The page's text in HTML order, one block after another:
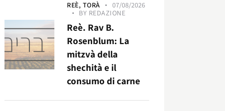
REÈ, TORÀ
07/08/2026
BY REDAZIONE
Reè. Rav B.
Rosenblum: La
mitzvà della
shechità e il
consumo di carne